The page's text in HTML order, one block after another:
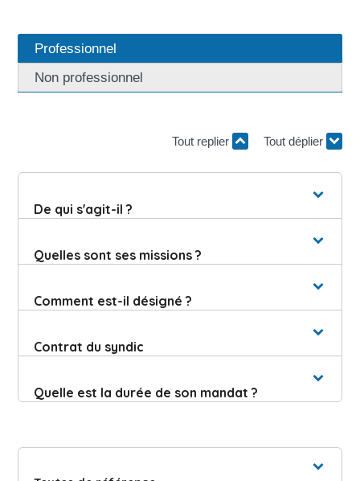
Professionnel
Non professionnel
Tout replier Tout déplier
De qui s'agit-il ?
Quelles sont ses missions ?
Comment est-il désigné ?
Contrat du syndic
Quelle est la durée de son mandat ?